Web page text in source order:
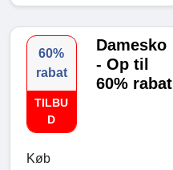
60%
rabat
TILBU
D
Damesko
- Op til
60% rabat
Køb